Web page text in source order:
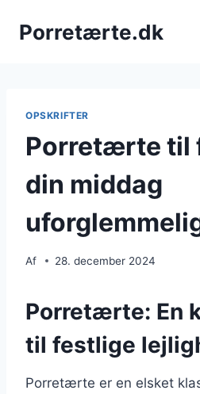
Porretærte.dk
OPSKRIFTER
Porretærte til
din middag
Af 28. december 2024
Porretærte: En
til festlige
Porretærte er en elsket